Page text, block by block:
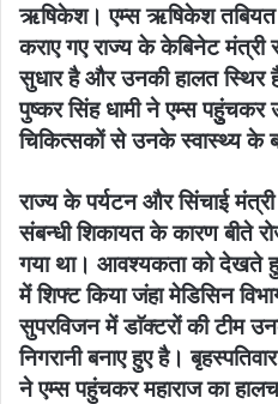
ऋषिकेश। एम्स ऋषिकेश तबियत
कराए गए राज्य के केबिनेट मंत्री
सुधार है और उनकी हालत स्थिर
पुष्कर सिंह धामी ने एम्स
चिकित्सकों से उनके स्वास्थ्य के
राज्य के पर्यटन और सिंचाई
संबन्धी शिकायत के कारण बीते
गया था। आवश्यकता को देखते
में शिफ्ट किया जंहा मेडिसिन
सुपरविजन में डाॅक्टरों की टीम
निगरानी बनाए हुए है।
ने एम्स पहुंचकर महाराज का